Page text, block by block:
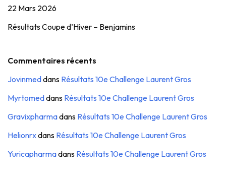
22 Mars 2026
Résultats Coupe d’Hiver – Benjamins
Commentaires récents
Jovinmeddans Résultats 10e Challenge Laurent Gros
Myrtomeddans Résultats 10e Challenge Laurent Gros
Gravixpharmadans Résultats 10e Challenge Laurent Gros
Helionrxdans Résultats 10e Challenge Laurent Gros
Yuricapharmadans Résultats 10e Challenge Laurent Gros